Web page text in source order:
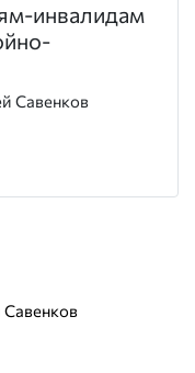
инвалидам
Савенков